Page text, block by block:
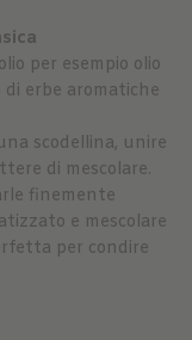
per esempio olio
di erbe aromatiche
scodellina, unire
di mescolare.
finemente
e mescolare
per condire